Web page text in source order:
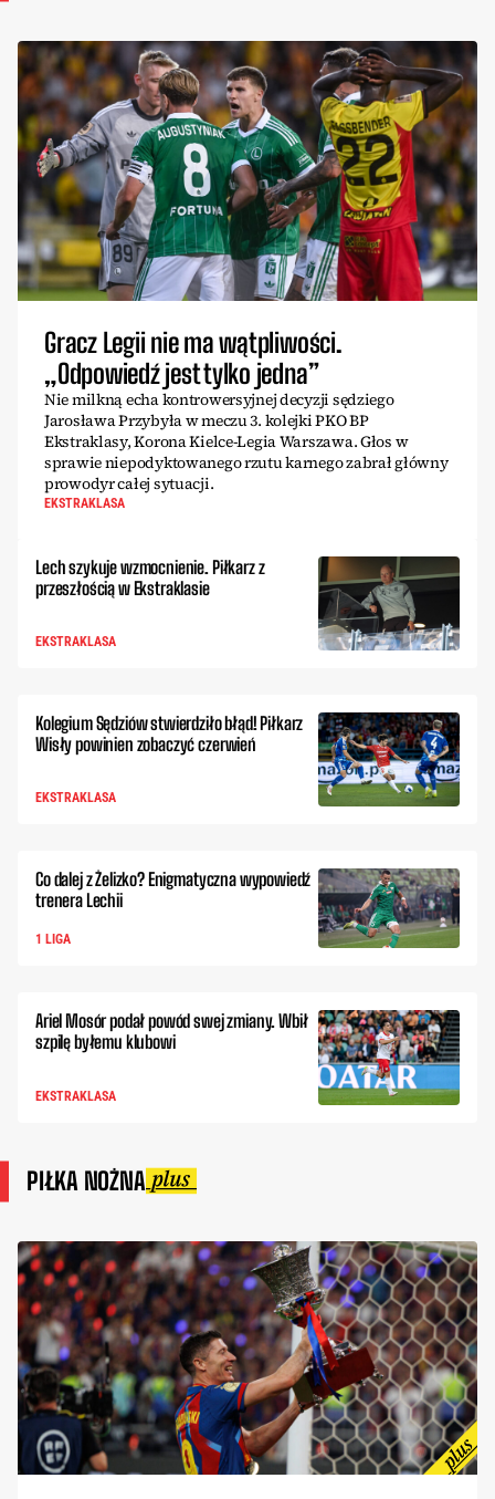
Gracz Legii nie ma wątpliwości.
„Odpowiedź jest tylko jedna”
Nie milkną echa kontrowersyjnej decyzji sędziego
Jarosława Przybyła w meczu 3. kolejki PKO BP
Ekstraklasy, Korona Kielce-Legia Warszawa. Głos w
sprawie niepodyktowanego rzutu karnego zabrał główny
prowodyr całej sytuacji.
EKSTRAKLASA
Lech szykuje wzmocnienie. Piłkarz z
przeszłością w Ekstraklasie
EKSTRAKLASA
Kolegium Sędziów stwierdziło błąd! Piłkarz
Wisły powinien zobaczyć czerwień
EKSTRAKLASA
Co dalej z Żelizko? Enigmatyczna wypowiedź
trenera Lechii
1 LIGA
Ariel Mosór podał powód swej zmiany. Wbił
szpilę byłemu klubowi
EKSTRAKLASA
PIŁKA NOŻNA